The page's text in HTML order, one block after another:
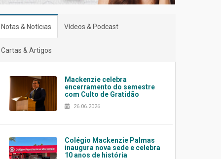
Notas & Notícias Vídeos & Podcast
Cartas & Artigos
Mackenzie celebra
encerramento do semestre
com Culto de Gratidão
26.06.2026
Colégio Mackenzie Palmas
inaugura nova sede e celebra
10 anos de história